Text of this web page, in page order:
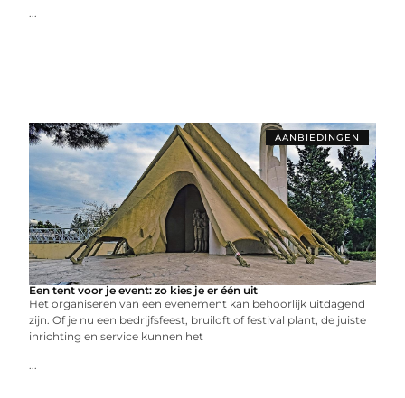
...
AANBIEDINGEN
Een tent voor je event: zo kies je er één uit
Het organiseren van een evenement kan behoorlijk uitdagend
zijn. Of je nu een bedrijfsfeest, bruiloft of festival plant, de juiste
inrichting en service kunnen het
...